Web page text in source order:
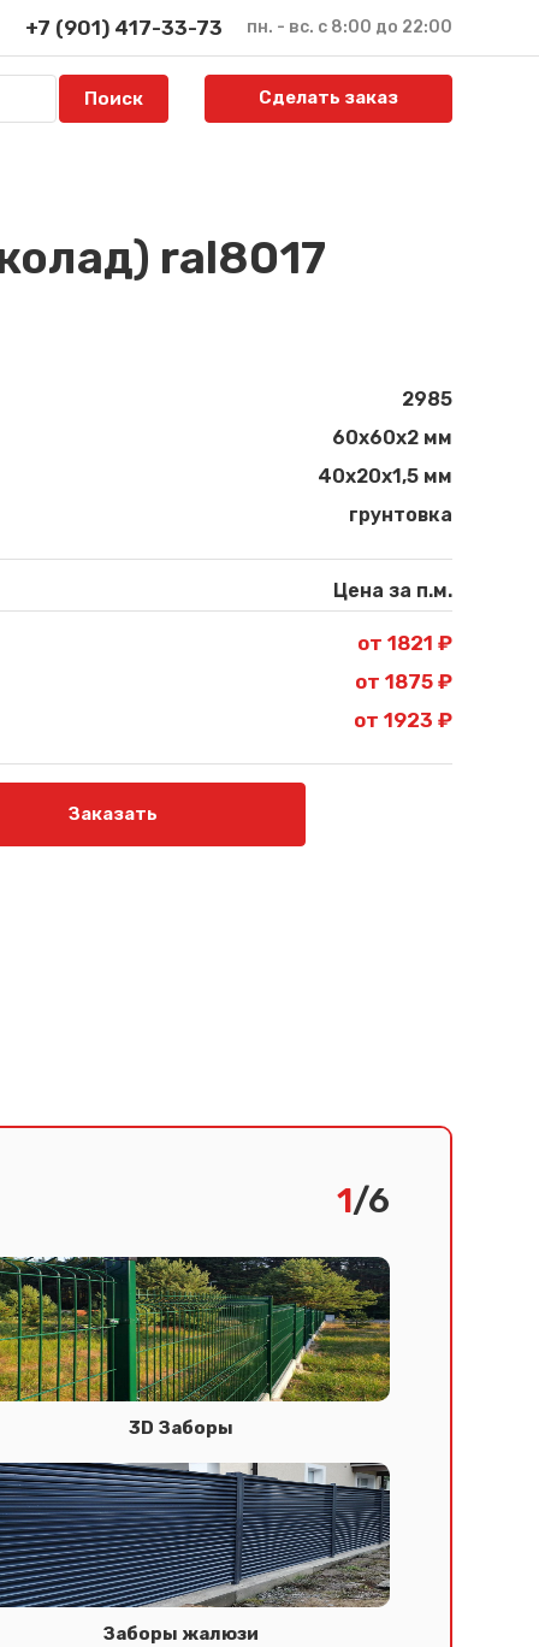
+7 (901) 417-33-73 пн. - вс. с 8:00 до 22:00
Сделать заказ
ral8017
2985
60х60х2 мм
40х20х1,5 мм
грунтовка
Цена за п.м.
от 1821 ₽
от 1875 ₽
от 1923 ₽
Заказать
1/6
3D Заборы
Заборы жалюзи